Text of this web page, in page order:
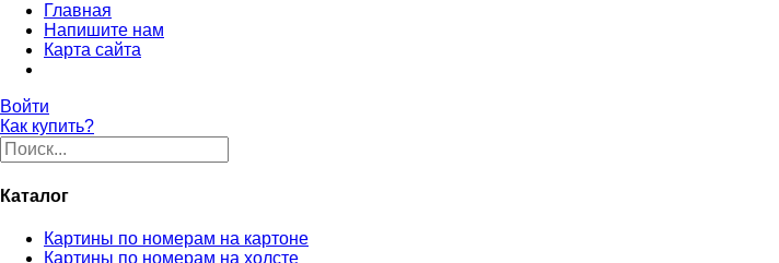
Главная
Напишите нам
Карта сайта
Войти
Как купить?
Каталог
Картины по номерам на картоне
Картины по номерам на холсте